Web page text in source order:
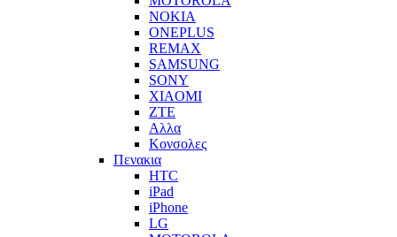
NOKIA
ONEPLUS
REMAX
SAMSUNG
SONY
XIAOMI
ZTE
Αλλα
Κονσολες
Πενακια
HTC
iPad
iPhone
LG